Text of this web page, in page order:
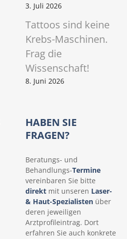
3. Juli 2026
Tattoos sind keine
Krebs-Maschinen.
Frag die
Wissenschaft!
8. Juni 2026
HABEN SIE
FRAGEN?
Beratungs- und
Behandlungs-Termine
vereinbaren Sie bitte
direkt mit unseren Laser-
& Haut-Spezialisten über
deren jeweiligen
Arztprofileintrag. Dort
erfahren Sie auch konkrete